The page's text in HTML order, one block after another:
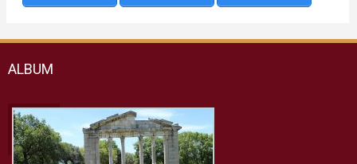
ALBUM